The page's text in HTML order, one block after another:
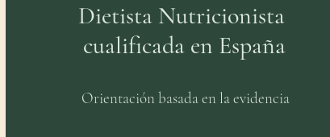
Dietista Nutricionista
cualificada en España
Orientación basada en la evidencia